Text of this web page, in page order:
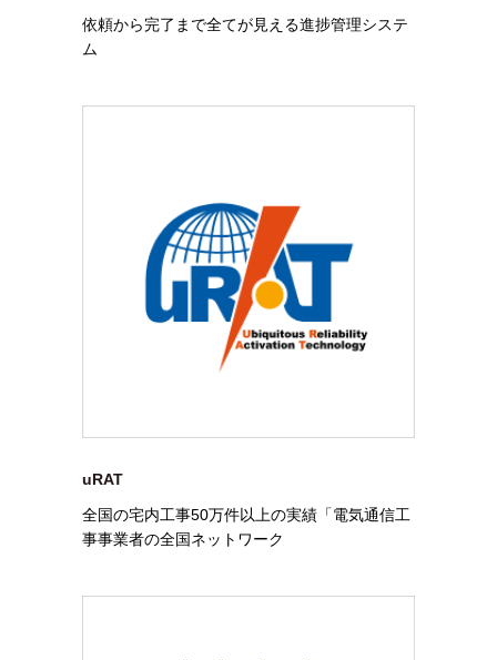
依頼から完了まで全てが見える進捗管理システ
ム
uRAT
全国の宅内工事50万件以上の実績「電気通信工
事事業者の全国ネットワーク